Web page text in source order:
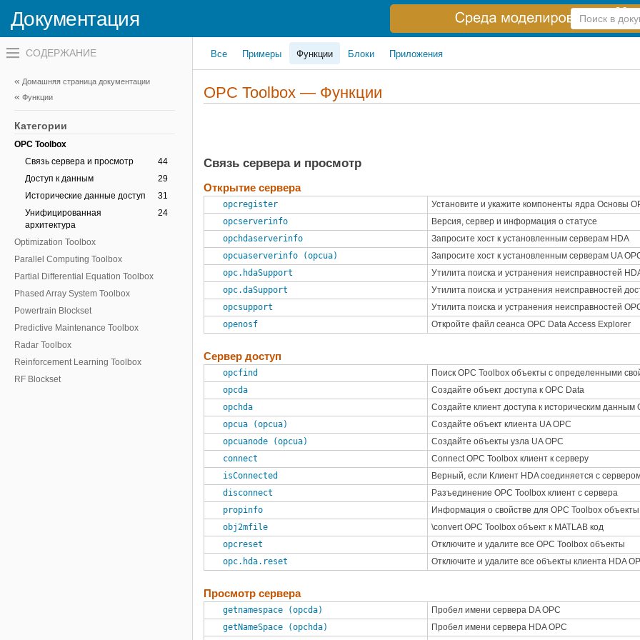
Документация
Справка
по
Переключатель
навигационного
вне
холста
переключатель
меню
вне
холста
Домашняя страница документации
Функции
Категории
MATLAB Compiler
MATLAB Report Generator
Model Predictive Control Toolbox
Navigation Toolbox
OPC Toolbox
44
Связь сервера и просмотр
29
Доступ к данным
31
Исторические данные доступ
24
Унифицированная
архитектура
Optimization Toolbox
Parallel Computing Toolbox
Partial Differential Equation Toolbox
Phased Array System Toolbox
Powertrain Blockset
Predictive Maintenance Toolbox
Radar Toolbox
Reinforcement Learning Toolbox
RF Blockset
Все Примеры Функции Блоки Приложения
OPC Toolbox — Функции
Связь сервера и просмотр
Открытие сервера
opcregister
Установите и укажите компоненты ядра Основы
opcserverinfo
Версия, сервер и информация о статусе
opchdaserverinfo
Запросите хост к установленным серверам HDA
opcuaserverinfo (opcua)
Запросите хост к установленным серверам UA
opc.hdaSupport
Утилита поиска и устранения неисправностей
opc.daSupport
Утилита поиска и устранения неисправностей
opcsupport
Утилита поиска и устранения неисправностей
openosf
Откройте файл сеанса OPC Data Access Explorer
Сервер доступ
opcfind Поиск OPC Toolbox объекты с определенными
opcda
Создайте объект доступа к OPC Data
opchda
Создайте клиент доступа к историческим данным
opcua (opcua)
Создайте объект клиента UA OPC
opcuanode (opcua)
Создайте объекты узла UA OPC
connect
ConnectOPC Toolbox клиент к серверу
isConnected
Верный, если Клиент HDA соединяется с
disconnect
Разъединение OPC Toolbox клиент с сервера
propinfo
Информация о свойстве для OPC Toolbox объекты
obj2mfile
\convertOPC Toolbox объект к MATLAB код
opcreset
Отключите и удалите все OPC Toolbox объекты
opc.hda.reset
Отключите и удалите все объекты клиента HDA
Просмотр сервера
getnamespace (opcda)
Пробел имени сервера DA OPC
getNameSpace (opchda)
Пробел имени сервера HDA OPC